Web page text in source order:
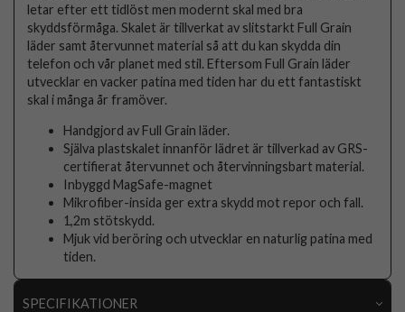
letar efter ett tidlöst men modernt skal med bra
skyddsförmåga. Skalet är tillverkat av slitstarkt Full Grain
läder samt återvunnet material så att du kan skydda din
telefon och vår planet med stil. Eftersom Full Grain läder
utvecklar en vacker patina med tiden har du ett fantastiskt
skal i många år framöver.
Handgjord av Full Grain läder.
Själva plastskalet innanför lädret är tillverkad av GRS-
certifierat återvunnet och återvinningsbart material.
Inbyggd MagSafe-magnet
Mikrofiber-insida ger extra skydd mot repor och fall.
1,2m stötskydd.
Mjuk vid beröring och utvecklar en naturlig patina med
tiden.
SPECIFIKATIONER